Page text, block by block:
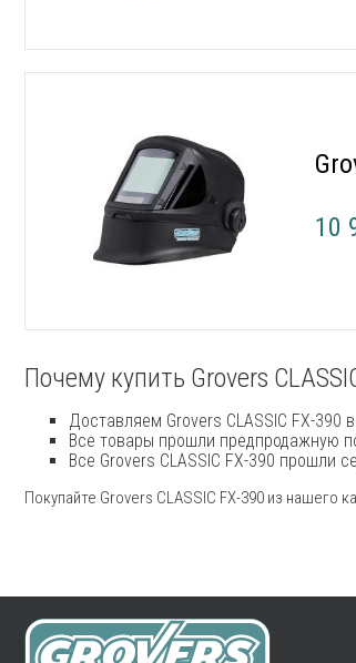
10
Почему купить Grovers
Доставляем Grovers CLASSIC FX-390
Все товары прошли предпродажную
Все Grovers CLASSIC FX-390 прошли
Покупайте Grovers CLASSIC FX-390 из нашего